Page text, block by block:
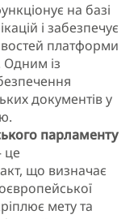
на базі
і забезпечує
платформи
Одним із
документів у
парламенту
це
що визначає
мету та